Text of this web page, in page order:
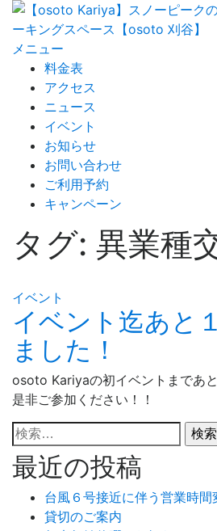
メニュー
料金表
アクセス
ニュース
イベント
お知らせ
お問い合わせ
ご利用予約
キャンペーン
タグ: 異業種
イベント
イベント迄あと
ました！
osoto Kariyaの初イベントまであと
是非ご参加ください！！
検
索:
最近の投稿
台風６号接近に伴う営業時間
貸切のご案内